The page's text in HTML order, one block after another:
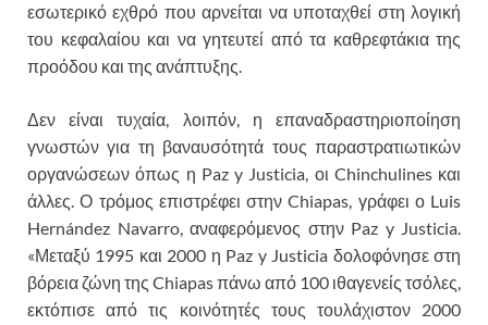
εσωτερικό εχθρό που αρνείται να υποταχθεί στη λογική
του κεφαλαίου και να γητευτεί από τα καθρεφτάκια της
προόδου και της ανάπτυξης.
Δεν είναι τυχαία, λοιπόν, η επαναδραστηριοποίηση
γνωστών για τη βαναυσότητά τους παραστρατιωτικών
οργανώσεων όπως η Paz y Justicia, οι Chinchulines και
άλλες. Ο τρόμος επιστρέφει στην Chiapas, γράφει ο Luis
Hernández Navarro, αναφερόμενος στην Paz y Justicia.
«Μεταξύ 1995 και 2000 η Paz y Justicia δολοφόνησε στη
βόρεια ζώνη της Chiapas πάνω από 100 ιθαγενείς τσόλες,
εκτόπισε από τις κοινότητές τους τουλάχιστον 2000